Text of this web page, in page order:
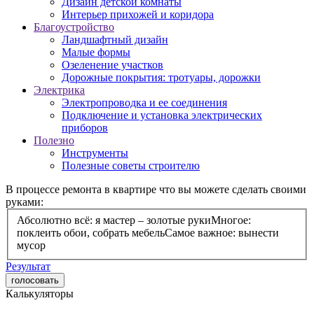
Интерьер прихожей и коридора
Благоустройство
Ландшафтный дизайн
Малые формы
Озеленение участков
Дорожные покрытия: тротуары, дорожки
Электрика
Электропроводка и ее соединения
Подключение и установка электрических
приборов
Полезно
Инструменты
Полезные советы строителю
В процессе ремонта в квартире что вы можете сделать своими
руками:
Абсолютно всё: я мастер – золотые рукиМногое:
поклеить обои, собрать мебельСамое важное: вынести
мусор
Результат
голосовать
Калькуляторы